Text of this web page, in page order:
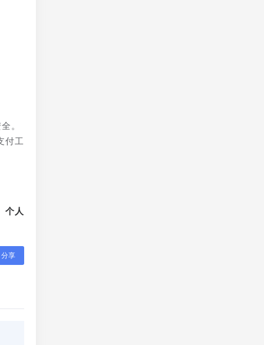
。
付工
个人
分享